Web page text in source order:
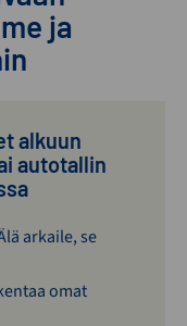
ja
alkuun
autotallin
arkaile, se
omat